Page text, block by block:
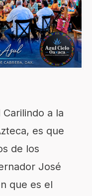
a la
es que
de los
José
que es el